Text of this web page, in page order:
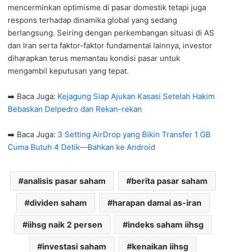
mencerminkan optimisme di pasar domestik tetapi juga
respons terhadap dinamika global yang sedang
berlangsung. Seiring dengan perkembangan situasi di AS
dan Iran serta faktor-faktor fundamental lainnya, investor
diharapkan terus memantau kondisi pasar untuk
mengambil keputusan yang tepat.
➡️ Baca Juga: Kejagung Siap Ajukan Kasasi Setelah Hakim
Bebaskan Delpedro dan Rekan-rekan
➡️ Baca Juga: 3 Setting AirDrop yang Bikin Transfer 1 GB
Cuma Butuh 4 Detik—Bahkan ke Android
analisis pasar saham berita pasar saham
dividen saham harapan damai as-iran
iihsg naik 2 persen indeks saham iihsg
investasi saham kenaikan iihsg